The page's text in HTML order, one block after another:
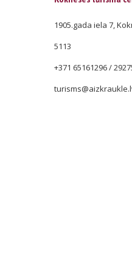
1905.gada iela 7,
5113
+371 65161296 /